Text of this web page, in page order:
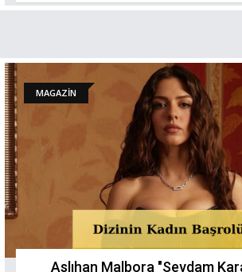
MAGAZİN
Aslıhan Malbora "Sevdam